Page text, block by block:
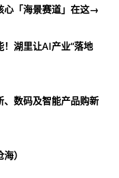
心「海景赛道」在这→
湖里让AI产业“落地
数码及智能产品购新
）